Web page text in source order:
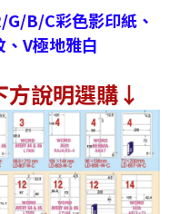
G/B/C彩色影印紙、
V極地雅白
方說明選購↓